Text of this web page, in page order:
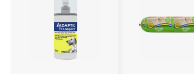
Näringstillsatser:IE/kg: Vit A: 29000; Vit D3: 960;
Järnsulfat (II) monohydrat: (Fe: 130);